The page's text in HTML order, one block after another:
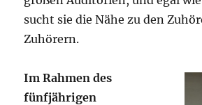
sucht sie die Nähe zu den
Zuhörern.
Im Rahmen des
fünfjährigen